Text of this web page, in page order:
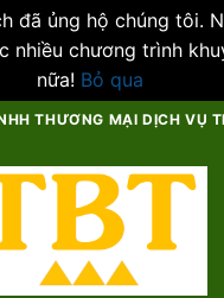
đã ủng hộ chúng tôi.
nhiều chương trình
nữa! Bỏ qua
THƯƠNG MẠI DỊCH VỤ